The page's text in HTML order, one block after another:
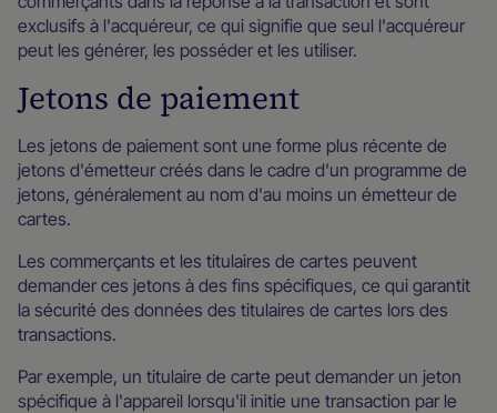
exclusifs à l'acquéreur, ce qui signifie que seul l'acquéreur
peut les générer, les posséder et les utiliser.
Jetons de paiement
Les jetons de paiement sont une forme plus récente de
jetons d'émetteur créés dans le cadre d'un programme de
jetons, généralement au nom d'au moins un émetteur de
cartes.
Les commerçants et les titulaires de cartes peuvent
demander ces jetons à des fins spécifiques, ce qui garantit
la sécurité des données des titulaires de cartes lors des
transactions.
Par exemple, un titulaire de carte peut demander un jeton
spécifique à l'appareil lorsqu'il initie une transaction par le